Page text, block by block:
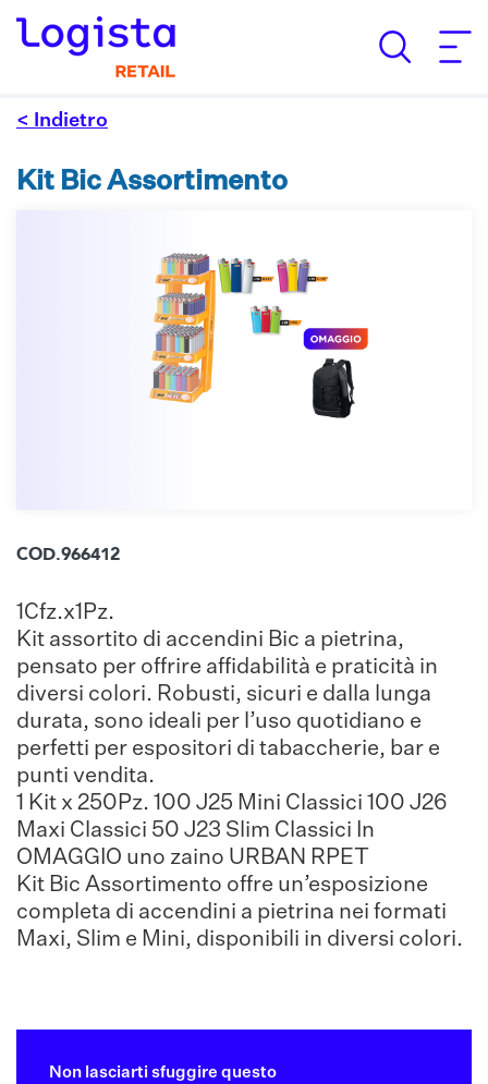
< Indietro
Kit Bic Assortimento
COD.966412
1Cfz.x1Pz.
Kit assortito di accendini Bic a pietrina,
pensato per offrire affidabilità e praticità in
diversi colori. Robusti, sicuri e dalla lunga
durata, sono ideali per l’uso quotidiano e
perfetti per espositori di tabaccherie, bar e
punti vendita.
1 Kit x 250Pz. 100 J25 Mini Classici 100 J26
Maxi Classici 50 J23 Slim Classici In
OMAGGIO uno zaino URBAN RPET
Kit Bic Assortimento offre un’esposizione
completa di accendini a pietrina nei formati
Maxi, Slim e Mini, disponibili in diversi colori.
Non lasciarti sfuggire questo